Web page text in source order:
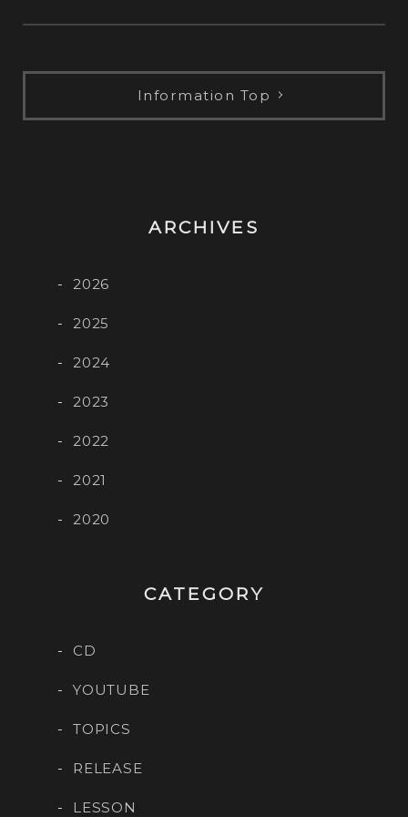
ー
ー
Information Top
ARCHIVES
2026
2025
2024
2023
2022
2021
2020
CATEGORY
CD
YOUTUBE
TOPICS
RELEASE
LESSON